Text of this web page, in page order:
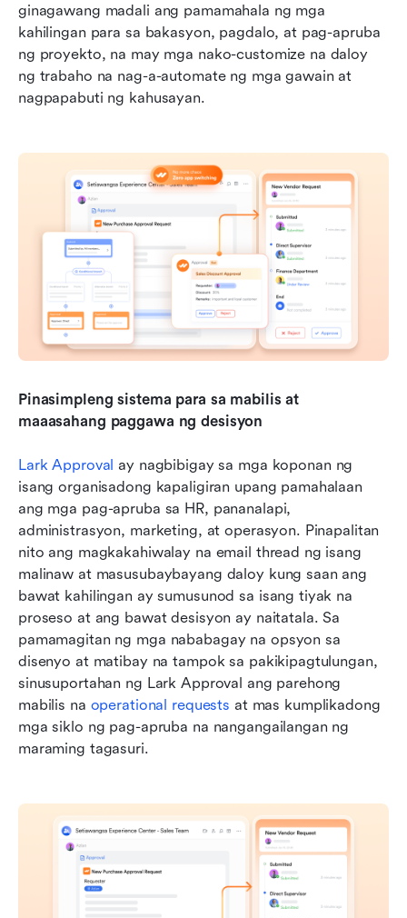
ginagawang madali ang pamamahala ng mga
kahilingan para sa bakasyon, pagdalo, at pag-apruba
ng proyekto, na may mga nako-customize na daloy
ng trabaho na nag-a-automate ng mga gawain at
nagpapabuti ng kahusayan.
Pinasimpleng sistema para sa mabilis at
maaasahang paggawa ng desisyon
Lark Approval ay nagbibigay sa mga koponan ng
isang organisadong kapaligiran upang pamahalaan
ang mga pag-apruba sa HR, pananalapi,
administrasyon, marketing, at operasyon. Pinapalitan
nito ang magkakahiwalay na email thread ng isang
malinaw at masusubaybayang daloy kung saan ang
bawat kahilingan ay sumusunod sa isang tiyak na
proseso at ang bawat desisyon ay naitatala. Sa
pamamagitan ng mga nababagay na opsyon sa
disenyo at matibay na tampok sa pakikipagtulungan,
sinusuportahan ng Lark Approval ang parehong
mabilis na operational requests at mas kumplikadong
mga siklo ng pag-apruba na nangangailangan ng
maraming tagasuri.